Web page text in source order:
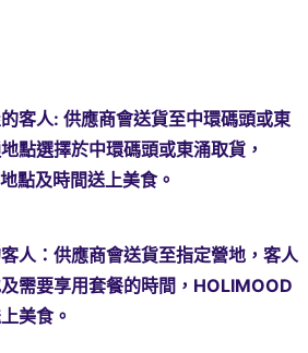
客人: 供應商會送貨至中環碼頭或東
點選擇於中環碼頭或東涌取貨，
點及時間送上美食。
人：供應商會送貨至指定營地，客人
需要享用套餐的時間，HOLIMOOD
美食。